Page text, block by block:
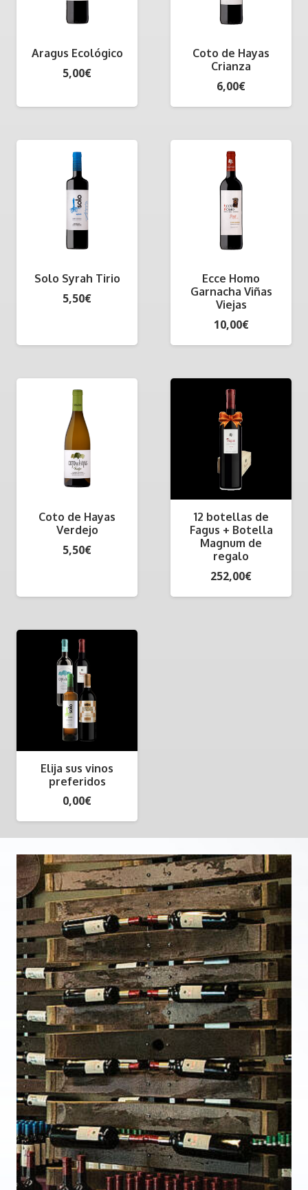
Aragus Ecológico
5,00€
Coto de Hayas
Crianza
6,00€
Solo Syrah Tirio
5,50€
Ecce Homo
Garnacha Viñas
Viejas
10,00€
Coto de Hayas
Verdejo
5,50€
12 botellas de
Fagus + Botella
Magnum de
regalo
252,00€
Elija sus vinos
preferidos
0,00€